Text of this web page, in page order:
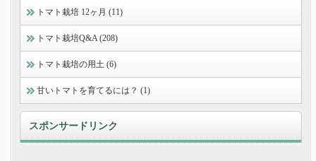
トマト栽培 12ヶ月 (11)
トマト栽培Q&A (208)
トマト栽培の用土 (6)
甘いトマトを育てるには？ (1)
スポンサードリンク